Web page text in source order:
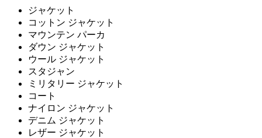
ジャケット
コットン ジャケット
マウンテン パーカ
ダウン ジャケット
ウール ジャケット
スタジャン
ミリタリー ジャケット
コート
ナイロン ジャケット
デニム ジャケット
レザー ジャケット